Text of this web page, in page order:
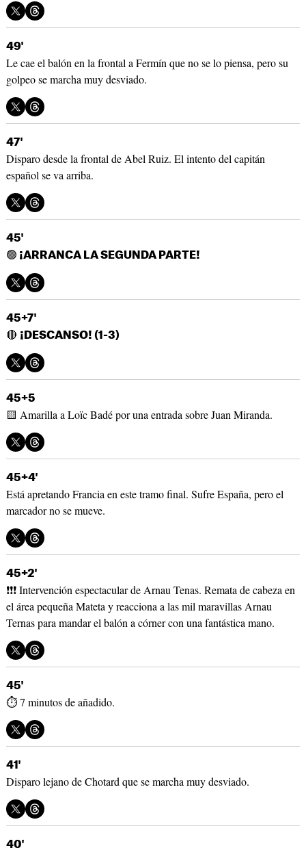
49'
Le cae el balón en la frontal a Fermín que no se lo piensa, pero su
golpeo se marcha muy desviado.
47'
Disparo desde la frontal de Abel Ruiz. El intento del capitán
español se va arriba.
45'
🟢 ¡ARRANCA LA SEGUNDA PARTE!
45+7'
🔴 ¡DESCANSO! (1-3)
45+5
🟨 Amarilla a Loïc Badé por una entrada sobre Juan Miranda.
45+4'
Está apretando Francia en este tramo final. Sufre España, pero el
marcador no se mueve.
45+2'
❗❗❗ Intervención espectacular de Arnau Tenas. Remata de cabeza en
el área pequeña Mateta y reacciona a las mil maravillas Arnau
Ternas para mandar el balón a córner con una fantástica mano.
45'
⏱ 7 minutos de añadido.
41'
Disparo lejano de Chotard que se marcha muy desviado.
40'